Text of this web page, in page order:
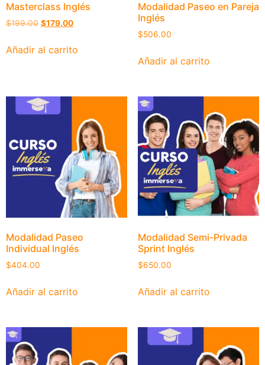
Masterclass Inglés
$199.00 $179.00
Añadir al carrito
Modalidad Paseo en Pareja
Inglés
$506.00
Añadir al carrito
Modalidad Paseo
Individual Inglés
$404.00
Añadir al carrito
Modalidad Semi-Privada
Sprint Inglés
$650.00
Añadir al carrito